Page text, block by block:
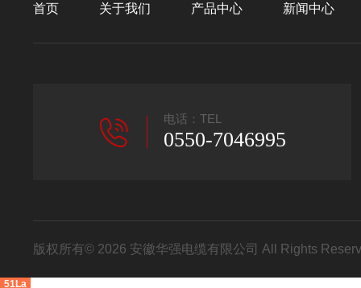
首页 关于我们 产品中心 新闻中心
电话：TEL
0550-7046995
版权所有© 2026 安徽华强电缆有限公司 All Rights
51La